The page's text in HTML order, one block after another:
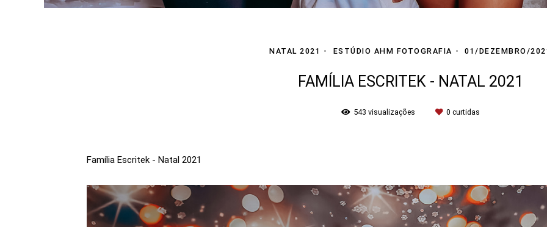
NATAL 2021 ESTÚDIO AHM FOTOGRAFIA 01/DEZEMBRO/
FAMÍLIA ESCRITEK - NATAL 2021
543 visualizações 0 curtidas
Família Escritek - Natal 2021